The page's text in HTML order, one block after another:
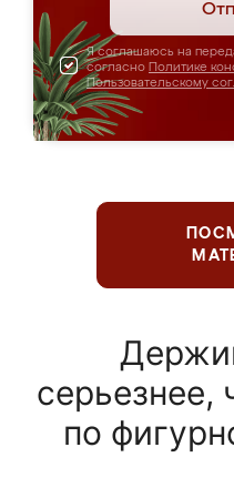
Я соглашаюсь на
согласно Политике
Пользовательскому
по